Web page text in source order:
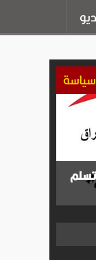
سياسة